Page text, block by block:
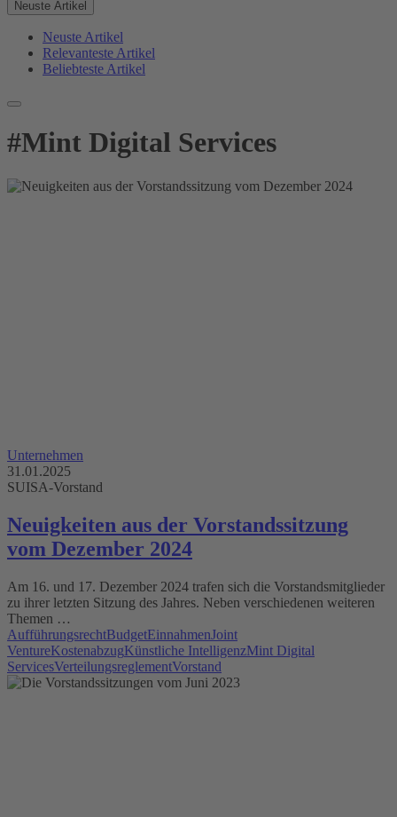
Neuste Artikel
Neuste Artikel
Relevanteste Artikel
Beliebteste Artikel
#Mint Digital Services
Unternehmen
31.01.2025
SUISA-Vorstand
Neuigkeiten aus der Vorstandssitzung
vom Dezember 2024
Am 16. und 17. Dezember 2024 trafen sich die Vorstandsmitglieder
zu ihrer letzten Sitzung des Jahres. Neben verschiedenen weiteren
Themen …
AufführungsrechtBudgetEinnahmenJoint
VentureKostenabzugKünstliche IntelligenzMint Digital
ServicesVerteilungsreglementVorstand